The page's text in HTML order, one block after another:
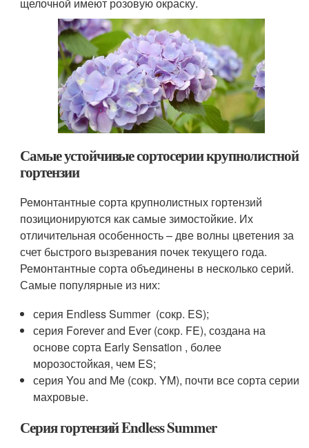
щелочной имеют розовую окраску.
Самые устойчивые сортосерии крупнолистной
гортензии
Ремонтантные сорта крупнолистных гортензий
позиционируются как самые зимостойкие. Их
отличительная особенность – две волны цветения за
счет быстрого вызревания почек текущего года.
Ремонтантные сор­та объединены в несколько серий.
Самые популярные из них:
серия Endless Summer ­ (сокр. ES);
серия Forever and Ever (сокр. FE), создана на
основе сорта Early Sensation , более
морозостойкая, чем ES;
серия You and Me (сокр.­­­ YM), почти все сорта серии
махровые.
Серия гортензий Endless Summer